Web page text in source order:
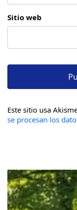
Sitio web
Este sitio usa
se procesan los